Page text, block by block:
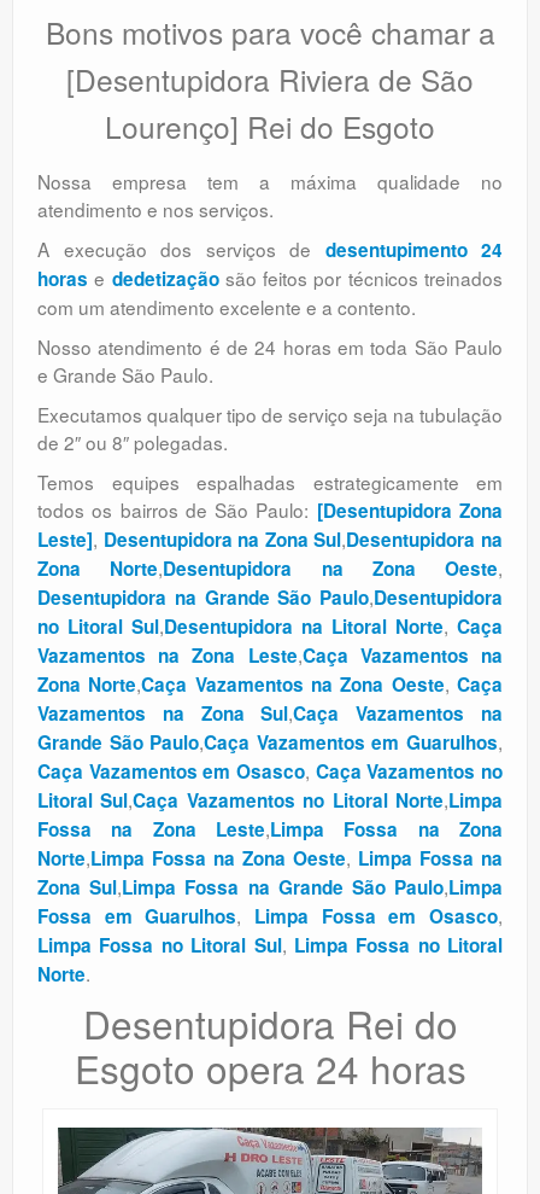
Bons motivos para você chamar a
[Desentupidora Riviera de São
Lourenço] Rei do Esgoto
Nossa empresa tem a máxima qualidade no
atendimento e nos serviços.
A execução dos serviços de desentupimento 24
horas e dedetizaçãosão feitos por técnicos treinados
com um atendimento excelente e a contento.
Nosso atendimento é de 24 horas em toda São Paulo
e Grande São Paulo.
Executamos qualquer tipo de serviço seja na tubulação
de 2″ ou 8″ polegadas.
Temos equipes espalhadas estrategicamente em
todos os bairros de São Paulo: [Desentupidora Zona
Leste], Desentupidora na Zona Sul,Desentupidora na
Zona Norte,Desentupidora na Zona Oeste,
Desentupidora na Grande São Paulo,Desentupidora
no Litoral Sul,Desentupidora na Litoral Norte, Caça
Vazamentos na Zona Leste,Caça Vazamentos na
Zona Norte,Caça Vazamentos na Zona Oeste,Caça
Vazamentos na Zona Sul,Caça Vazamentos na
Grande São Paulo,Caça Vazamentos em Guarulhos,
Caça Vazamentos em Osasco, Caça Vazamentos no
Litoral Sul,Caça Vazamentos no Litoral Norte,Limpa
Fossa na Zona Leste,Limpa Fossa na Zona
Norte,Limpa Fossa na Zona Oeste, Limpa Fossa na
Zona Sul,Limpa Fossa na Grande São Paulo,Limpa
Fossa em Guarulhos, Limpa Fossa em Osasco,
Limpa Fossa no Litoral Sul, Limpa Fossa no Litoral
Norte.
Desentupidora Rei do
Esgoto opera 24 horas